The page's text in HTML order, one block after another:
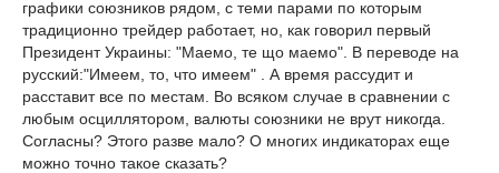
графики союзников рядом, с теми парами по которым
традиционно трейдер работает, но, как говорил первый
Президент Украины: "Маемо, те що маемо". В переводе на
русский:"Имеем, то, что имеем" . А время рассудит и
расставит все по местам. Во всяком случае в сравнении с
любым осциллятором, валюты союзники не врут никогда.
Согласны? Этого разве мало? О многих индикаторах еще
можно точно такое сказать?